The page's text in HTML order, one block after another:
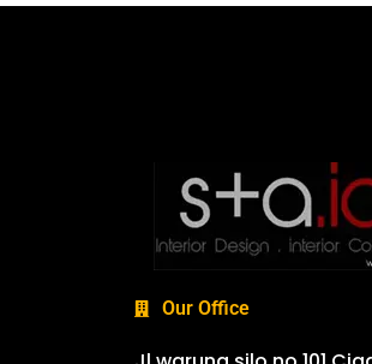
Our Office